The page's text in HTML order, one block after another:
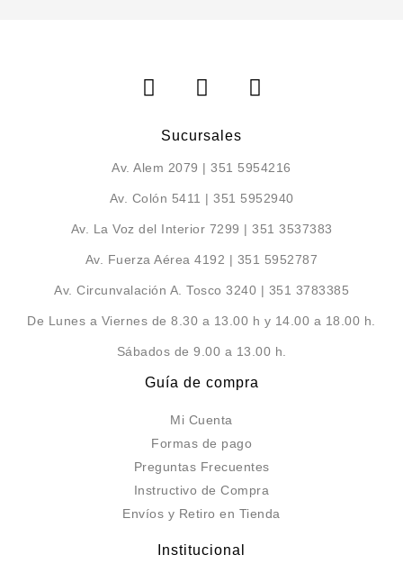
Sucursales
Av. Alem 2079 | 351 5954216
Av. Colón 5411 | 351 5952940
Av. La Voz del Interior 7299 | 351 3537383
Av. Fuerza Aérea 4192 | 351 5952787
Av. Circunvalación A. Tosco 3240 | 351 3783385
De Lunes a Viernes de 8.30 a 13.00 h y 14.00 a 18.00 h.
Sábados de 9.00 a 13.00 h.
Guía de compra
Mi Cuenta
Formas de pago
Preguntas Frecuentes
Instructivo de Compra
Envíos y Retiro en Tienda
Institucional